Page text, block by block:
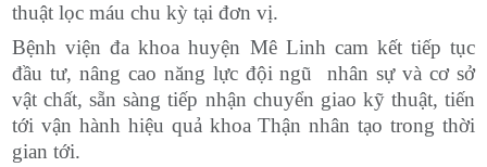
thuật lọc máu chu kỳ tại đơn vị.
Bệnh viện đa khoa huyện Mê Linh cam kết tiếp tục
đầu tư, nâng cao năng lực đội ngũ nhân sự và cơ sở
vật chất, sẵn sàng tiếp nhận chuyển giao kỹ thuật, tiến
tới vận hành hiệu quả khoa Thận nhân tạo trong thời
gian tới.